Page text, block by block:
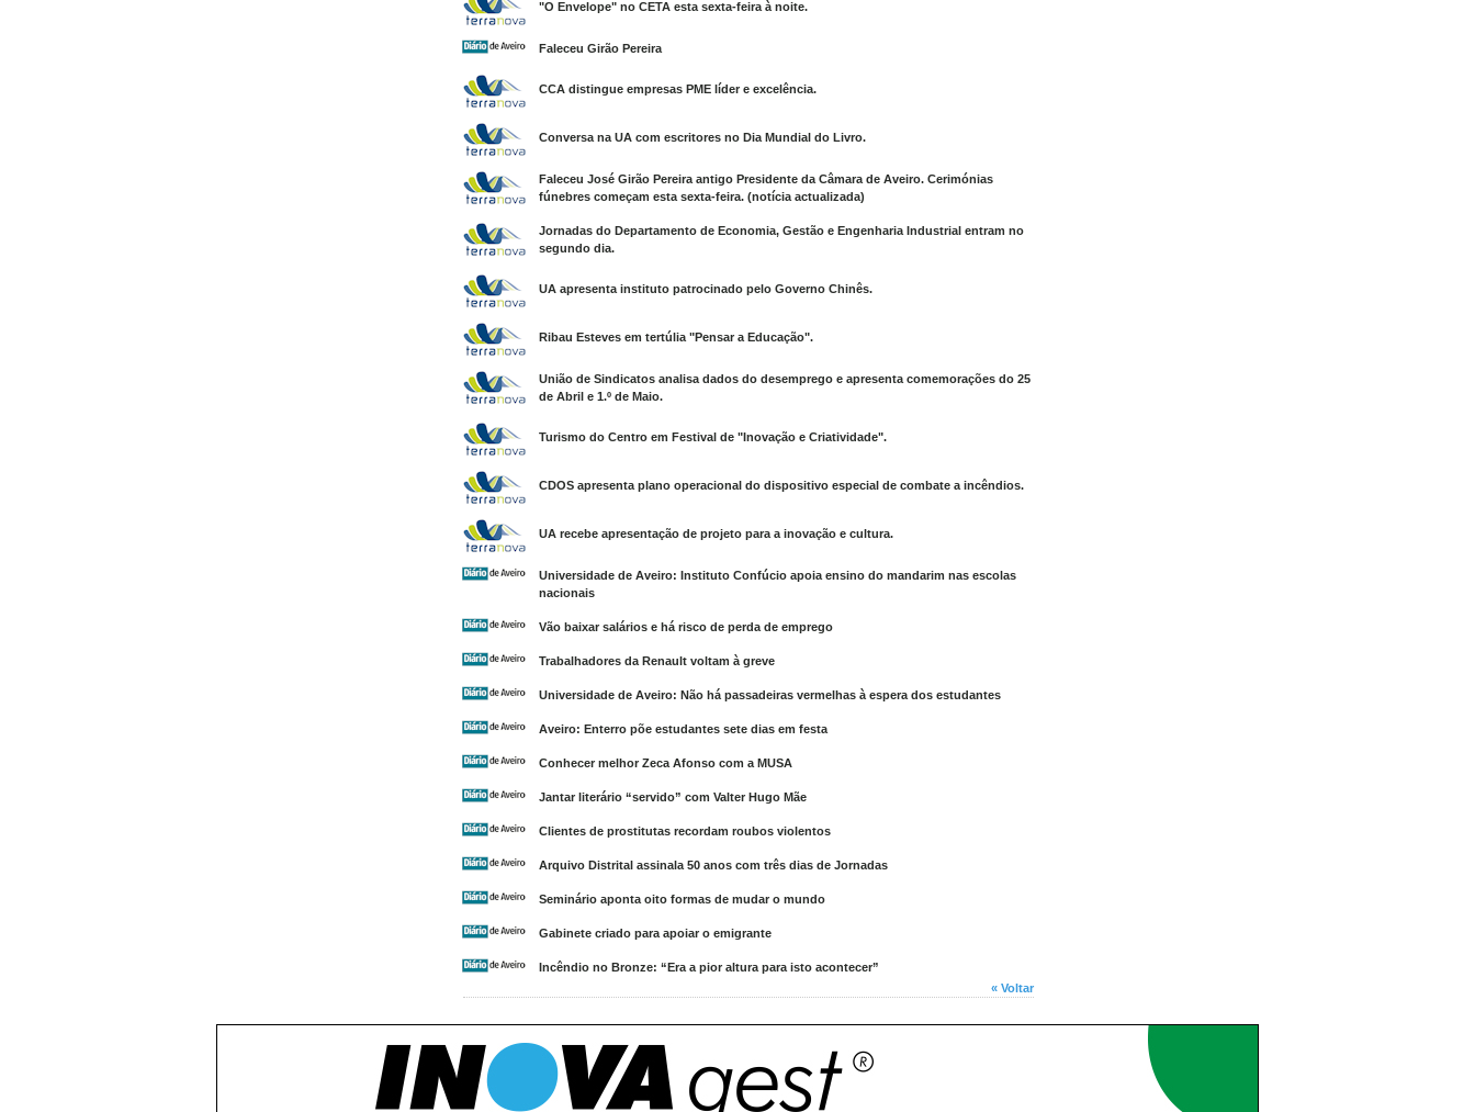
"O Envelope" no CETA esta sexta-feira à noite.
Faleceu Girão Pereira
CCA distingue empresas PME líder e excelência.
Conversa na UA com escritores no Dia Mundial do Livro.
Faleceu José Girão Pereira antigo Presidente da Câmara de Aveiro. Cerimónias
fúnebres começam esta sexta-feira. (notícia actualizada)
Jornadas do Departamento de Economia, Gestão e Engenharia Industrial entram no
segundo dia.
UA apresenta instituto patrocinado pelo Governo Chinês.
Ribau Esteves em tertúlia "Pensar a Educação".
União de Sindicatos analisa dados do desemprego e apresenta comemorações do 25
de Abril e 1.º de Maio.
Turismo do Centro em Festival de "Inovação e Criatividade".
CDOS apresenta plano operacional do dispositivo especial de combate a incêndios.
UA recebe apresentação de projeto para a inovação e cultura.
Universidade de Aveiro: Instituto Confúcio apoia ensino do mandarim nas escolas
nacionais
Vão baixar salários e há risco de perda de emprego
Trabalhadores da Renault voltam à greve
Universidade de Aveiro: Não há passadeiras vermelhas à espera dos estudantes
Aveiro: Enterro põe estudantes sete dias em festa
Conhecer melhor Zeca Afonso com a MUSA
Jantar literário “servido” com Valter Hugo Mãe
Clientes de prostitutas recordam roubos violentos
Arquivo Distrital assinala 50 anos com três dias de Jornadas
Seminário aponta oito formas de mudar o mundo
Gabinete criado para apoiar o emigrante
Incêndio no Bronze: “Era a pior altura para isto acontecer”
« Voltar